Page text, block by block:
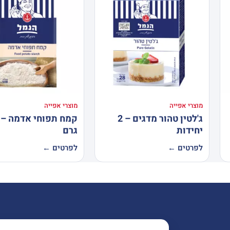
מוצרי אפייה
ג'לטין טהור מדגים – 2
יחידות
לפרטים ←
מוצרי אפייה
גרם
לפרטים ←